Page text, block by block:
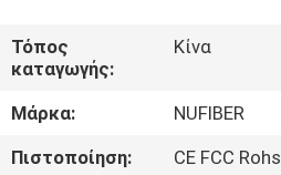
ΕΜΕΊΣ
ΓΎΡΟΣ
ΕΡΓΟΣΤΑΣΊΩΝ
Τόπος
καταγωγής:
Κίνα
Μάρκα:
NUFIBER
Πιστοποίηση:
CE FCC Rohs